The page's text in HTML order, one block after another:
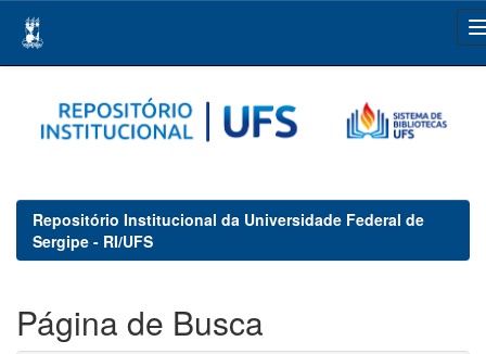
navigation
Repositório Institucional da Universidade Federal de
Sergipe - RI/UFS
Página de Busca